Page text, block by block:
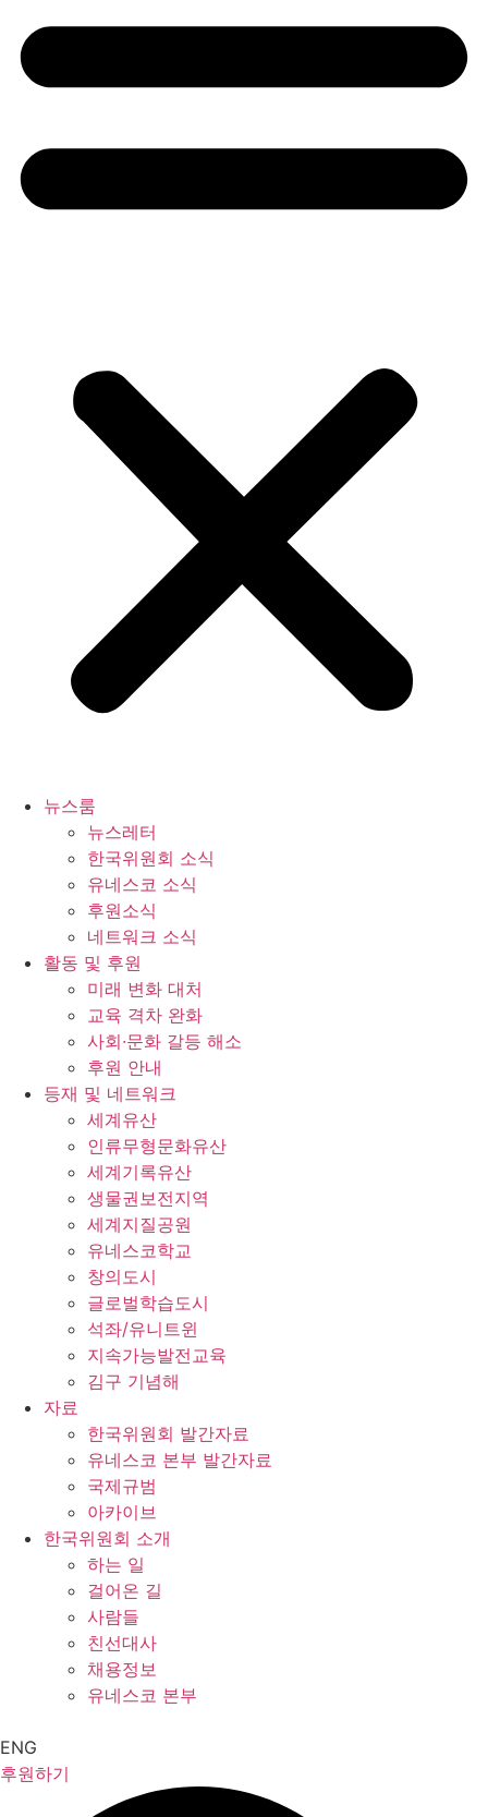
뉴스룸
뉴스레터
한국위원회 소식
유네스코 소식
후원소식
네트워크 소식
활동 및 후원
미래 변화 대처
교육 격차 완화
사회∙문화 갈등 해소
후원 안내
등재 및 네트워크
세계유산
인류무형문화유산
세계기록유산
생물권보전지역
세계지질공원
유네스코학교
창의도시
글로벌학습도시
석좌/유니트윈
지속가능발전교육
김구 기념해
자료
한국위원회 발간자료
유네스코 본부 발간자료
국제규범
아카이브
한국위원회 소개
하는 일
걸어온 길
사람들
친선대사
채용정보
유네스코 본부
ENG
후원하기